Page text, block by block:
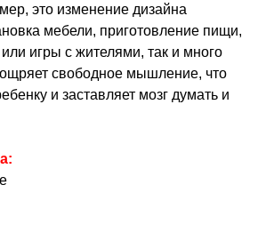
это изменение дизайна
мебели, приготовление пищи,
игры с жителями, так и много
свободное мышление, что
и заставляет мозг думать и